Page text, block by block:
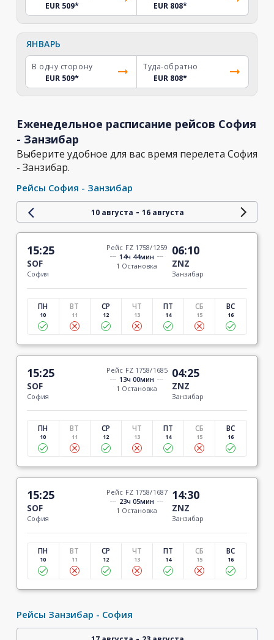
EUR 509*
EUR 808*
ЯНВАРЬ
В одну сторону
EUR 509*
Туда-обратно
EUR 808*
Еженедельное расписание рейсов София
- Занзибар
Выберите удобное для вас время перелета София
- Занзибар.
Рейсы София - Занзибар
10 августа - 16 августа
15:25
SOF
София
Рейс FZ 1758/1259
14ч 44мин
1 Остановка
06:10
ZNZ
Занзибар
ПН
10
ВТ
11
СР
12
ЧТ
13
ПТ
14
СБ
15
ВС
16
15:25
SOF
София
Рейс FZ 1758/1685
13ч 00мин
1 Остановка
04:25
ZNZ
Занзибар
ПН
10
ВТ
11
СР
12
ЧТ
13
ПТ
14
СБ
15
ВС
16
15:25
SOF
София
Рейс FZ 1758/1687
23ч 05мин
1 Остановка
14:30
ZNZ
Занзибар
ПН
10
ВТ
11
СР
12
ЧТ
13
ПТ
14
СБ
15
ВС
16
Рейсы Занзибар - София